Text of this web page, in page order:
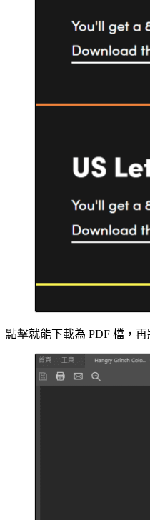
點擊就能下載為 PDF 檔，